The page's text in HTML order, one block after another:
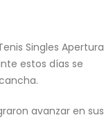
Singles Apertura
estos días se
avanzar en sus